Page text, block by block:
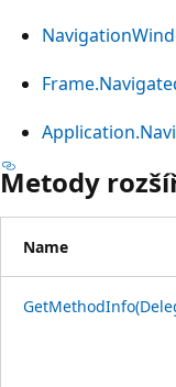
Metody
Name